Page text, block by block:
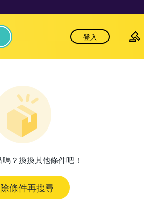
登入
？換換其他條件吧！
條件再搜尋